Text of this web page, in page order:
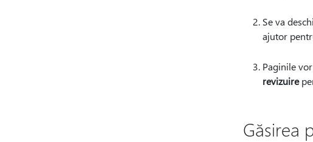
Se va
ajutor
Paginile
revizuire
Găsirea